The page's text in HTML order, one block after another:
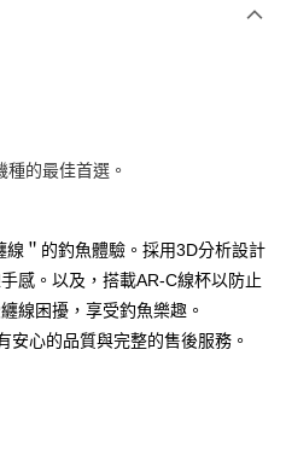
)免運費
的最佳首選。
線＂的釣魚體驗。採用3D分析設計
感。以及，搭載AR-C線杯以防止
線困擾，享受釣魚樂趣。
安心的品質與完整的售後服務。